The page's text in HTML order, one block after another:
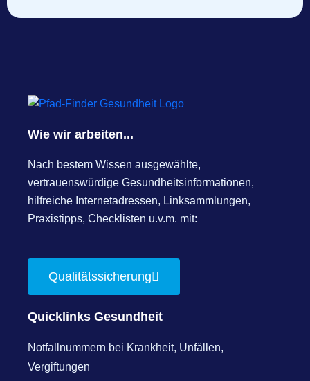
Wie wir arbeiten...
Nach bestem Wissen ausgewählte,
vertrauenswürdige Gesundheitsinformationen,
hilfreiche Internetadressen, Linksammlungen,
Praxistipps, Checklisten u.v.m. mit:
Qualitätssicherung
Quicklinks Gesundheit
Notfallnummern bei Krankheit, Unfällen,
Vergiftungen